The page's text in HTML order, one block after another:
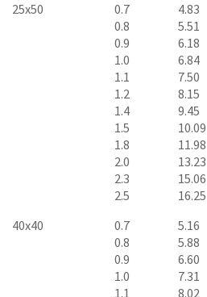
25x50
0.7
0.8
0.9
1.0
1.1
1.2
1.4
1.5
1.8
2.0
2.3
2.5
4.83
5.51
6.18
6.84
7.50
8.15
9.45
10.09
11.98
13.23
15.06
16.25
40x40
0.7
0.8
0.9
1.0
1.1
5.16
5.88
6.60
7.31
8.02